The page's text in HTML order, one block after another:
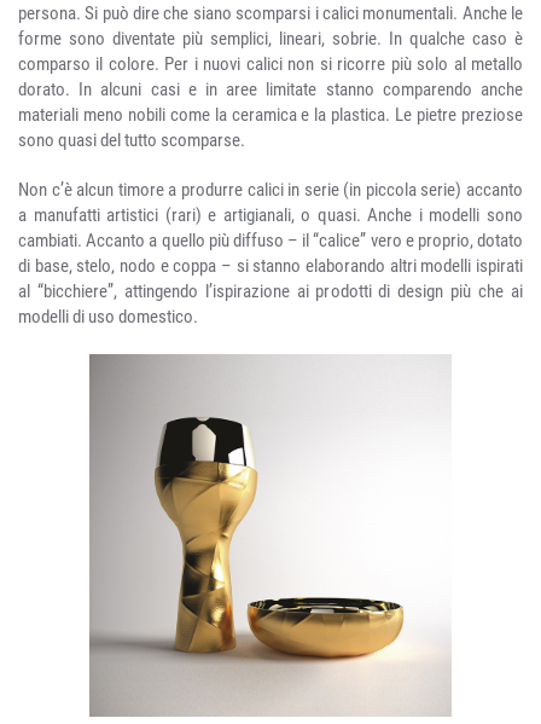
persona. Si può dire che siano scomparsi i calici monumentali. Anche le
forme sono diventate più semplici, lineari, sobrie. In qualche caso è
comparso il colore. Per i nuovi calici non si ricorre più solo al metallo
dorato. In alcuni casi e in aree limitate stanno comparendo anche
materiali meno nobili come la ceramica e la plastica. Le pietre preziose
sono quasi del tutto scomparse.
Non c’è alcun timore a produrre calici in serie (in piccola serie) accanto
a manufatti artistici (rari) e artigianali, o quasi. Anche i modelli sono
cambiati. Accanto a quello più diffuso – il “calice” vero e proprio, dotato
di base, stelo, nodo e coppa – si stanno elaborando altri modelli ispirati
al “bicchiere”, attingendo l’ispirazione ai prodotti di design più che ai
modelli di uso domestico.